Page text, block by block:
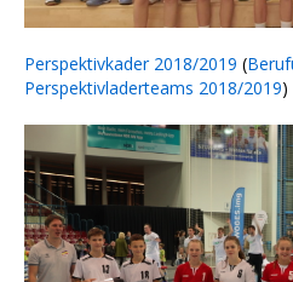
Perspektivkader 2018/2019 (
Perspektivladerteams 2018/2019)